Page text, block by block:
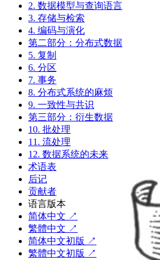
2. 数据模型与查询语言
3. 存储与检索
4. 编码与演化
第二部分：分布式数据
5. 复制
6. 分区
7. 事务
8. 分布式系统的麻烦
9. 一致性与共识
第三部分：衍生数据
10. 批处理
11. 流处理
12. 数据系统的未来
术语表
后记
贡献者
语言版本
简体中文 ↗
繁體中文 ↗
简体中文初版 ↗
繁體中文初版 ↗